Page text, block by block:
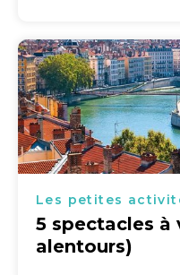
Les petites
5 spectacles à
alentours)